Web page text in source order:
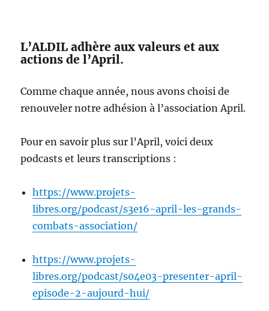
L’ALDIL adhère aux valeurs et aux
actions de l’April.
Comme chaque année, nous avons choisi de
renouveler notre adhésion à l’association April.
Pour en savoir plus sur l’April, voici deux
podcasts et leurs transcriptions :
https://www.projets-
libres.org/podcast/s3e16-april-les-grands-
combats-association/
https://www.projets-
libres.org/podcast/s04e03-presenter-april-
episode-2-aujourd-hui/